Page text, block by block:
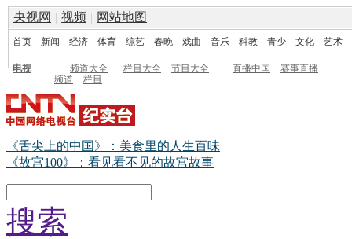
央视网 | 视频 | 网站地图
首页 新闻 经济 体育 综艺 春晚 戏曲 音乐 科教 青少 文化 艺术
电视 频道大全 栏目大全 节目大全 直播中国
赛事直播
频道
栏目
《舌尖上的中国》：美食里的人生百味
《故宫100》：看见看不见的故宫故事
搜索